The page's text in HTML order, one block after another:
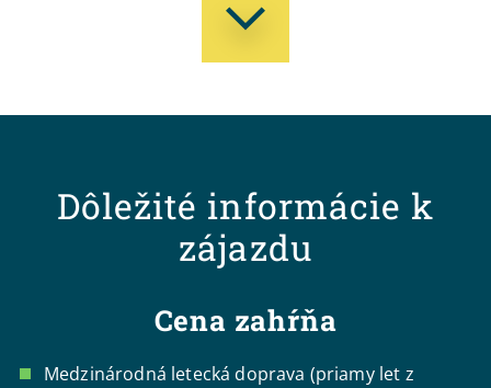
Dôležité informácie k
zájazdu
Cena zahŕňa
Medzinárodná letecká doprava (priamy let z